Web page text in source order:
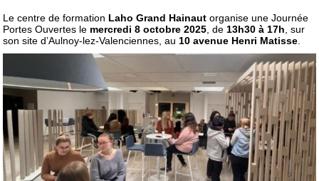
Le centre de formation Laho Grand Hainaut organise une Journée
Portes Ouvertes le mercredi 8 octobre 2025 , de 13h30 à 17h , sur
son site d’Aulnoy-lez-Valenciennes, au 10 avenue Henri Matisse